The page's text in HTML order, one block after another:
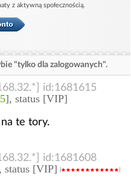
z aktywną społecznością.
"tylko dla zalogowanych".
id:1681615
], status [VIP]
na te tory.
id:1681608
status [VIP]